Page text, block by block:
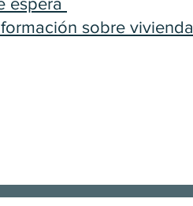
sobre vivienda